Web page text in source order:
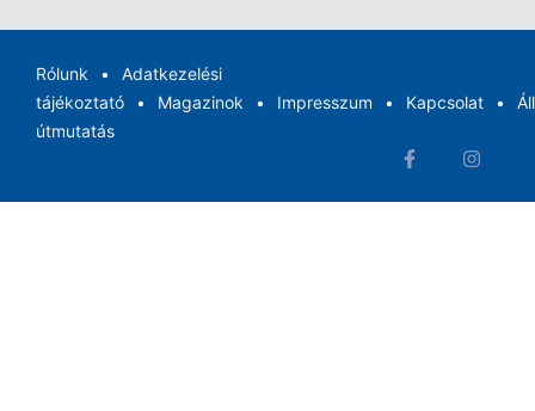
Rólunk
Adatkezelési
tájékoztató
Magazinok Impresszum Kapcsolat
útmutatás